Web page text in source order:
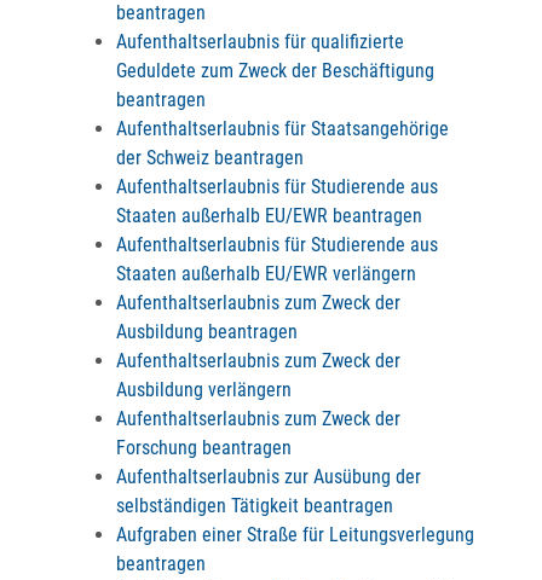
beantragen
Aufenthaltserlaubnis für qualifizierte
Geduldete zum Zweck der Beschäftigung
beantragen
Aufenthaltserlaubnis für Staatsangehörige
der Schweiz beantragen
Aufenthaltserlaubnis für Studierende aus
Staaten außerhalb EU/EWR beantragen
Aufenthaltserlaubnis für Studierende aus
Staaten außerhalb EU/EWR verlängern
Aufenthaltserlaubnis zum Zweck der
Ausbildung beantragen
Aufenthaltserlaubnis zum Zweck der
Ausbildung verlängern
Aufenthaltserlaubnis zum Zweck der
Forschung beantragen
Aufenthaltserlaubnis zur Ausübung der
selbständigen Tätigkeit beantragen
Aufgraben einer Straße für Leitungsverlegung
beantragen